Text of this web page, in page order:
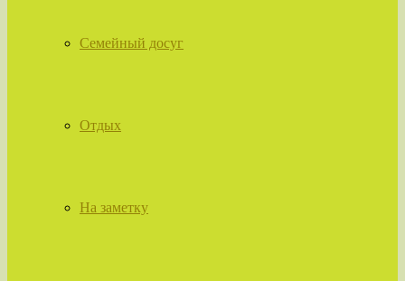
Семейный досуг
Отдых
На заметку